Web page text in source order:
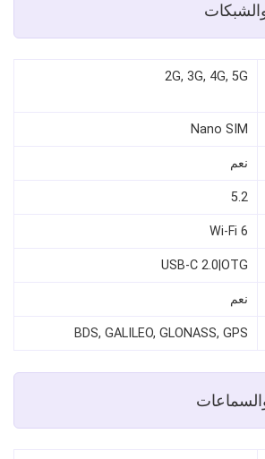
2G, 3G, 4G, 5G
Nano SIM
نعم
5.2
Wi-Fi 6
USB-C 2.0|OTG
نعم
BDS, GALILEO, GLONASS, GPS